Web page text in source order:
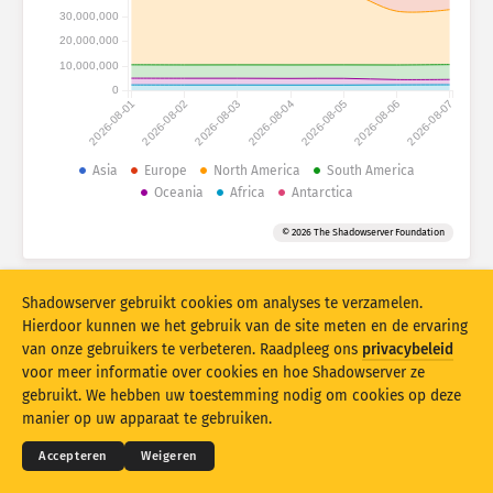
Aanvalsstatistieken: Apparaten
Landen
Gegevensset
Overlappend
Bijwerken Opnieuw instellen
Downloaden als PNG-bestand
2026-08-01 2026-08-02 2026-08-03 2026-08-04 2026-08-05 2026-08-06 2026-08-07
0
10,000,000
20,000,000
30,000,000
Asia Europe North America
South America
Oceania
Africa Antarctica
© 2026 The Shadowserver Foundation
© 2026THE SHADOWSERVER FOUNDATION
Privacy en voorwaarden
Contact opnemen
Credits
Shadowserver gebruikt cookies om analyses te verzamelen.
Hierdoor kunnen we het gebruik van de site meten en de ervaring
van onze gebruikers te verbeteren. Raadpleeg ons privacybeleid
voor meer informatie over cookies en hoe Shadowserver ze
gebruikt. We hebben uw toestemming nodig om cookies op deze
manier op uw apparaat te gebruiken.
Accepteren Weigeren